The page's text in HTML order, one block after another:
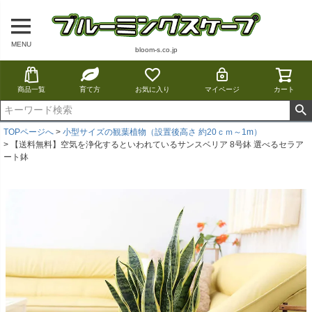
MENU
bloom-s.co.jp
商品一覧 育て方 お気に入り マイページ カート
TOPページへ
小型サイズの観葉植物（設置後高さ 約20ｃｍ～1m）
【送料無料】空気を浄化するといわれているサンスベリア 8号鉢 選べるセラア
ート鉢